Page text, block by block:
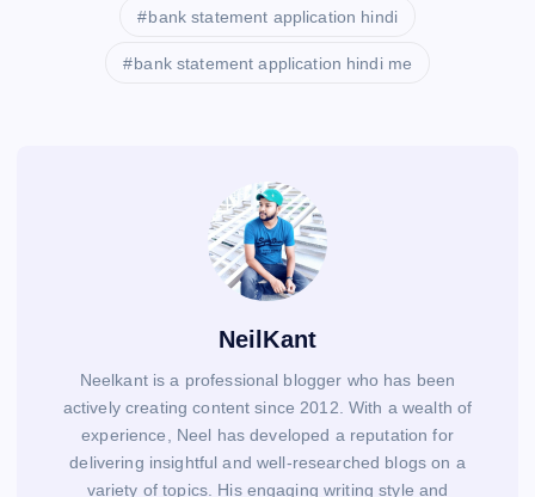
bank statement application hindi
bank statement application hindi me
NeilKant
Neelkant is a professional blogger who has been
actively creating content since 2012. With a wealth of
experience, Neel has developed a reputation for
delivering insightful and well-researched blogs on a
variety of topics. His engaging writing style and